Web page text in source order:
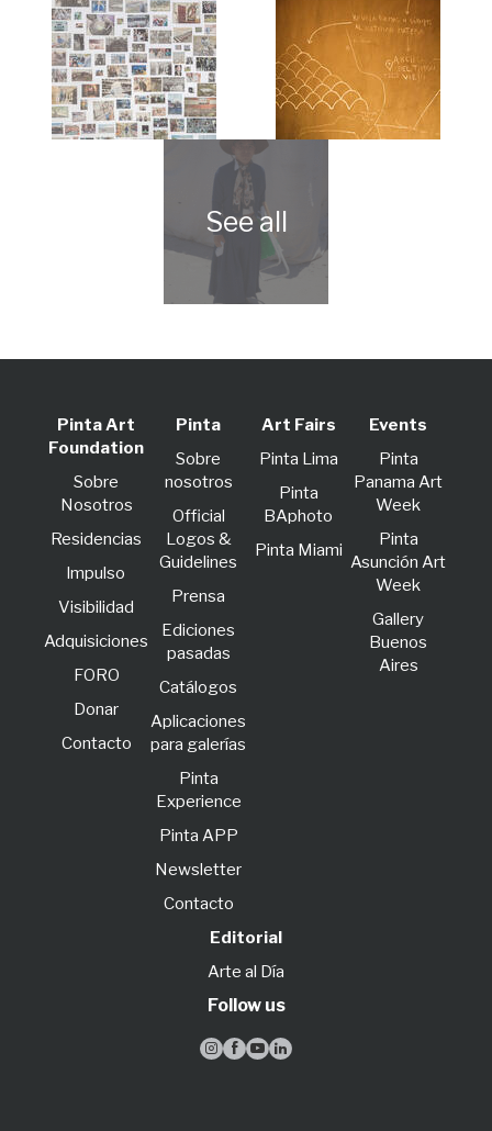
Pinta Art
Foundation
Sobre
Nosotros
Residencias
lmpulso
Visibilidad
Adquisiciones
FORO
Donar
Contacto
Pinta
Sobre
nosotros
Official
Logos &
Guidelines
Prensa
Ediciones
pasadas
Catálogos
Aplicaciones
para galerías
Pinta
Experience
Pinta APP
Newsletter
Contacto
Art Fairs
Pinta Lima
Pinta
BAphoto
Pinta Miami
Events
Pinta
Panama Art
Week
Pinta
Asunción Art
Week
Gallery
Buenos
Aires
Editorial
Arte al Día
Follow us
   